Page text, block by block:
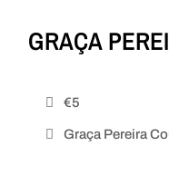
GRAÇA
€5
Graça Pereira